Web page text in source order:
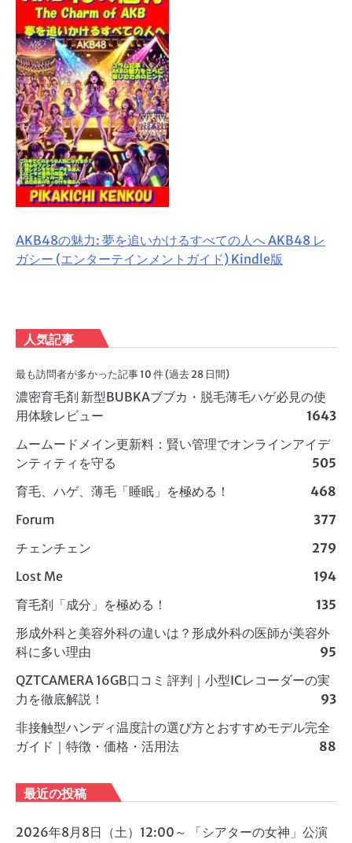
AKB48の魅力: 夢を追いかけるすべての人へ AKB48 レ
ガシー (エンターテインメントガイド) Kindle版
人気記事
最も訪問者が多かった記事 10 件 (過去 28 日間)
濃密育毛剤 新型BUBKAブブカ・脱毛薄毛ハゲ必見の使
用体験レビュー
1643
ムームードメイン更新料：賢い管理でオンラインアイデ
ンティティを守る
505
育毛、ハゲ、薄毛「睡眠」を極める！
468
Forum
377
チェンチェン
279
Lost Me
194
育毛剤「成分」を極める！
135
形成外科と美容外科の違いは？形成外科の医師が美容外
科に多い理由
95
QZTCAMERA 16GB口コミ 評判｜小型ICレコーダーの実
力を徹底解説！
93
非接触型ハンディ温度計の選び方とおすすめモデル完全
ガイド｜特徴・価格・活用法
88
最近の投稿
2026年8月8日（土）12:00～ 「シアターの女神」公演